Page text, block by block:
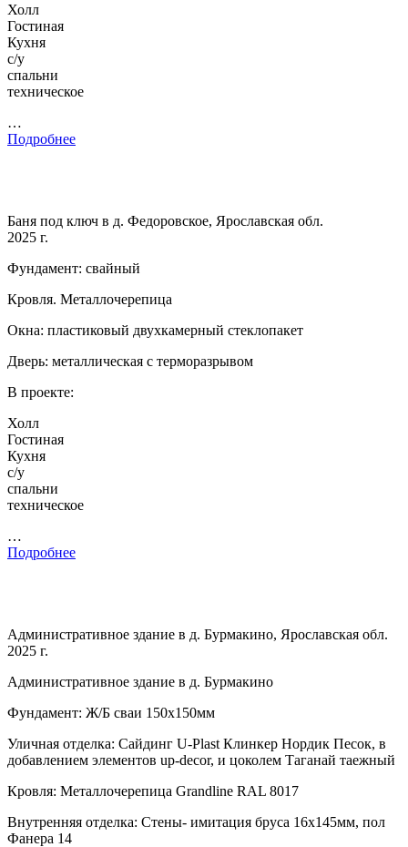
Холл
Гостиная
Кухня
с/у
спальни
техническое
…
Подробнее
Баня под ключ в д. Федоровское, Ярославская обл.
2025 г.
Фундамент: свайный
Кровля. Металлочерепица
Окна: пластиковый двухкамерный стеклопакет
Дверь: металлическая с терморазрывом
В проекте:
Холл
Гостиная
Кухня
с/у
спальни
техническое
…
Подробнее
Административное здание в д. Бурмакино, Ярославская обл.
2025 г.
Административное здание в д. Бурмакино
Фундамент: Ж/Б сваи 150х150мм
Уличная отделка: Сайдинг U-Plast Клинкер Нордик Песок, в
добавлением элементов up-decor, и цоколем Таганай таежный
Кровля: Металлочерепица Grandline RAL 8017
Внутренняя отделка: Стены- имитация бруса 16х145мм, пол
Фанера 14